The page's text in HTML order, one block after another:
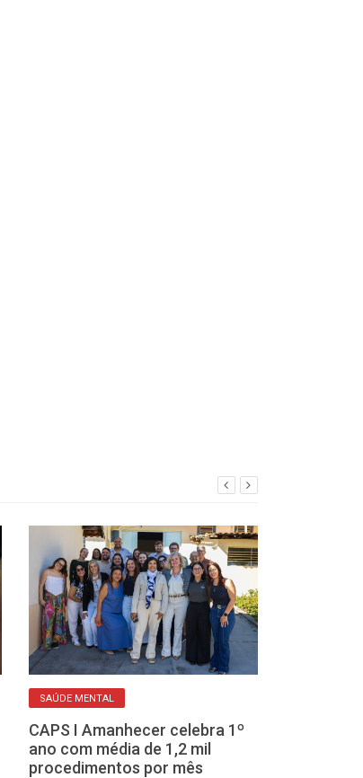
SAÚDE MENTAL
CAPS I Amanhecer celebra 1º
ano com média de 1,2 mil
procedimentos por mês